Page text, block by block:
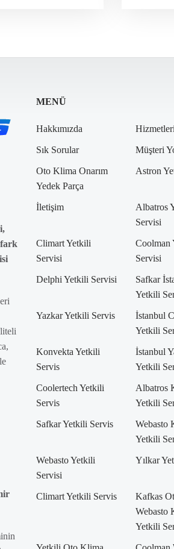
fark
MENÜ
Hakkımızda
Sık Sorular Müşteri
Oto Klima Onarım
Yedek Parça
Astron
İletişim
Albatros
Servisi
Climart Yetkili
Servisi
Coolman
Servisi
Delphi Yetkili Servisi
Safkar
Yetkili
Yazkar Yetkili Servis
İstanbul
Yetkili
Konvekta Yetkili
Servis
İstanbul
Yetkili
Coolertech Yetkili
Servis
Albatros
Yetkili
Safkar Yetkili Servis
Webasto
Yetkili
Webasto Yetkili
Servisi
Yılkar
Climart Yetkili Servis
Kafkas
Webasto
Yetkili